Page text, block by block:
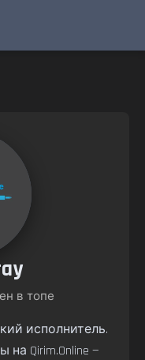
в топе
исполнитель.
Qirim.Online —